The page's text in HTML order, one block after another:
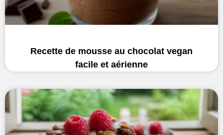
Recette de mousse au chocolat vegan
facile et aérienne